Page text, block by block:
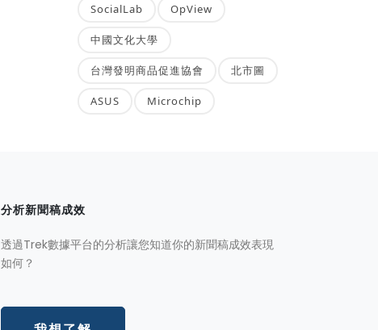
SocialLab OpView
中國文化大學
台灣發明商品促進協會 北市圖
ASUS Microchip
分析新聞稿成效
透過Trek數據平台的分析讓您知道你的新聞稿成效表現
如何？